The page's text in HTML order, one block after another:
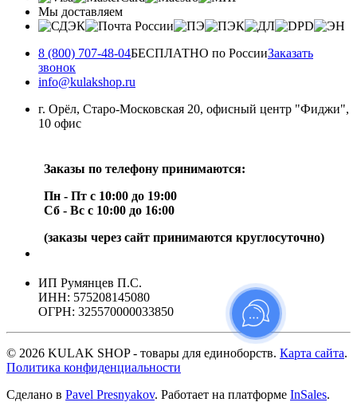
Мы доставляем
8 (800) 707-48-04БЕСПЛАТНО по РоссииЗаказать
звонок
info@kulakshop.ru
г. Орёл, Старо-Московская 20, офисный центр "Фиджи",
10 офис
Заказы по телефону принимаются:
Пн - Пт с 10:00 до 19:00
Сб - Вс с 10:00 до 16:00
(заказы через сайт принимаются круглосуточно)
ИП Румянцев П.С.
ИНН: 575208145080
ОГРН: 325570000033850
© 2026 KULAK SHOP - товары для единоборств. Карта сайта.
Политика конфиденциальности
Сделано в Pavel Presnyakov. Работает на платформе InSales.